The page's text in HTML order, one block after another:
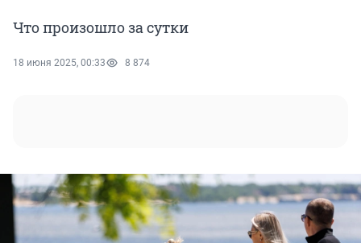
Что произошло за сутки
18 июня 2025, 00:33 8 874